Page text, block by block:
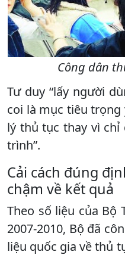
Công dân
Tư duy “lấy người
coi là mục tiêu trọng
lý thủ tục thay vì chỉ
trình”.
Cải cách đúng
chậm về kết quả
Theo số liệu của Bộ
2007-2010, Bộ đã
liệu quốc gia về thủ